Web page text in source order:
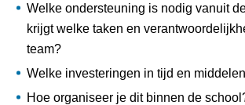
Welke ondersteuning is nodig vanuit
krijgt welke taken en
team?
Welke investeringen in tijd en
Hoe organiseer je dit binnen de